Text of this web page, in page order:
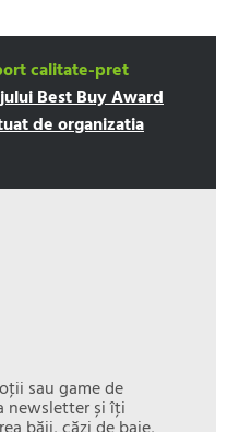
calitate-pret
Best Buy Award
de organizatia
sau game de
newsletter și îţi